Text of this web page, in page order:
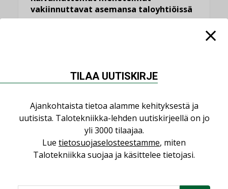
vakiinnuttavat asemansa taloyhtiöissä
,
NÄKÖKULMIA
Puheista tekoihin – uusin teknologia
käyttöön kiinteistöissä
TILAA UUTISKIRJE
Ajankohtaista tietoa alamme kehityksestä ja
uutisista. Talotekniikka-lehden uutiskirjeellä on jo
yli 3000 tilaajaa.
Lue tietosuojaselosteestamme, miten
Talotekniikka suojaa ja käsittelee tietojasi.